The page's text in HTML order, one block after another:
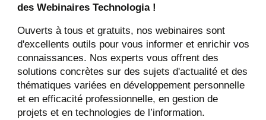
des Webinaires Technologia !
Ouverts à tous et gratuits, nos webinaires sont
d'excellents outils pour vous informer et enrichir vos
connaissances. Nos experts vous offrent des
solutions concrètes sur des sujets d'actualité et des
thématiques variées en développement personnelle
et en efficacité professionnelle, en gestion de
projets et en technologies de l’information.